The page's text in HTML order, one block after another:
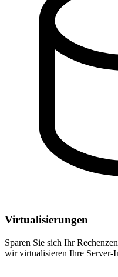
Virtualisierungen
Sparen Sie sich Ihr
wir virtualisieren Ihre Server-